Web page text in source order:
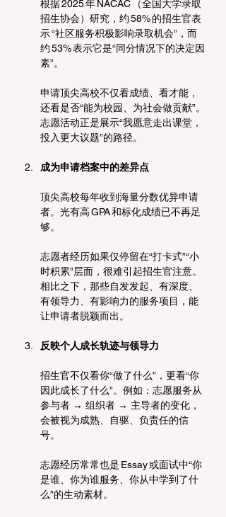
根据 2025 年 NACAC （全国大学录取
招生协会）研究，约 58% 的招生官表
示 “社区服务积极影响录取机会”，而
约 53% 表示它是“同分情况下的决定因
素”。
申请顶尖高校不仅看成绩、看才能，
还看是否“能为校园、为社会做贡献”。
志愿活动正是展示“我愿意走出课堂，
投入更大议题”的路径。
成为申请档案中的差异点
顶尖高校每年收到海量分数优异申请
者。光有高 GPA 和标化成绩已不再足
够。
志愿者经历如果仅停留在“打卡式”“小
时积累”层面，很难引起招生官注意。
相比之下，那些自发发起、有深度、
有领导力、有影响力的服务项目，能
让申请者脱颖而出。
反映个人成长轨迹与领导力
招生官不仅看你“做了什么”，更看“你
因此成长了什么”。例如：志愿服务从
参与者 → 组织者 → 主导者的变化，
会被视为成熟、自驱、负责任的信
号。
志愿经历常常也是 Essay 或面试中“你
是谁、你为谁服务、你从中学到了什
么”的生动素材。